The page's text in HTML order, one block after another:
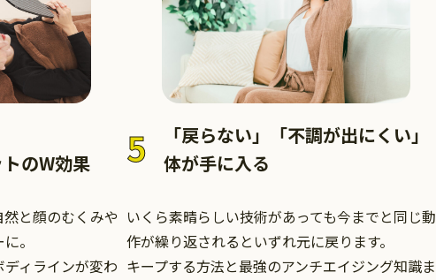
のW効果
と顔のむくみや
。
ィラインが変わ
5
「戻らない」「不調が出にくい」
体が手に入る
いくら素晴らしい技術があっても今までと同じ動
作が繰り返されるといずれ元に戻ります。
キープする方法と最強のアンチエイジング知識ま